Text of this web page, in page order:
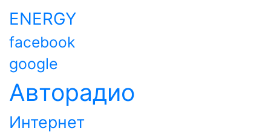
ENERGY
facebook
google
Авторадио
Интернет